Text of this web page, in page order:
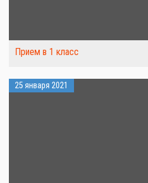
Прием в 1 класс
25 января 2021